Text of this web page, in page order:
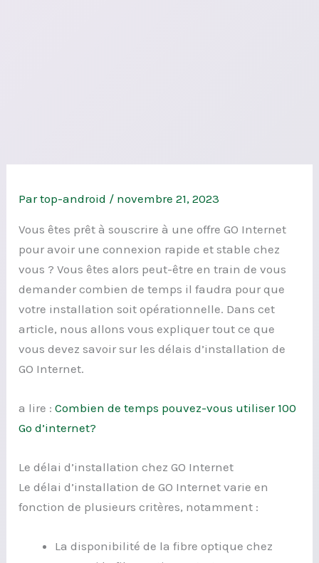
Partop-android / novembre 21, 2023
Vous êtes prêt à souscrire à une offre GO Internet
pour avoir une connexion rapide et stable chez
vous ? Vous êtes alors peut-être en train de vous
demander combien de temps il faudra pour que
votre installation soit opérationnelle. Dans cet
article, nous allons vous expliquer tout ce que
vous devez savoir sur les délais d’installation de
GO Internet.
a lire :Combien de temps pouvez-vous utiliser 100
Go d’internet?
Le délai d’installation chez GO Internet
Le délai d’installation de GO Internet varie en
fonction de plusieurs critères, notamment :
La disponibilité de la fibre optique chez